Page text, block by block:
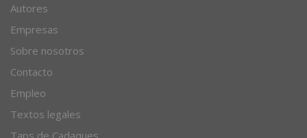
Autores
Empresas
Sobre nosotros
Contacto
Empleo
Textos legales
Taps de Cadaques